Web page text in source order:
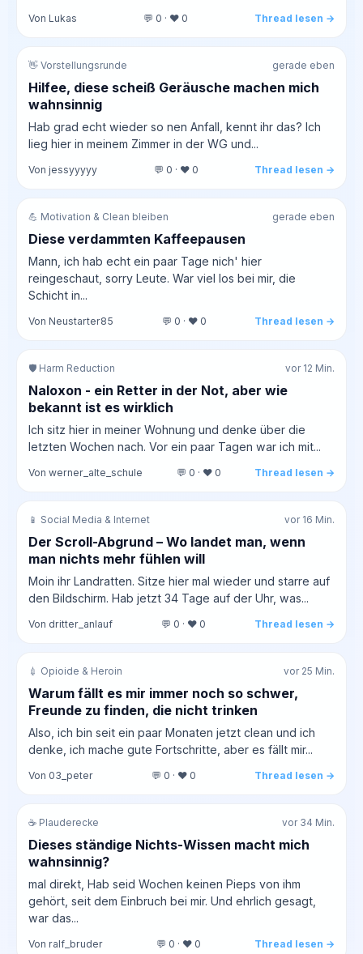
Von Lukas 💬 0 · ❤️ 0 Thread lesen →
👋 Vorstellungsrunde gerade eben
Hilfee, diese scheiß Geräusche machen mich
wahnsinnig
Hab grad echt wieder so nen Anfall, kennt ihr das? Ich
lieg hier in meinem Zimmer in der WG und...
Von jessyyyyy 💬 0 · ❤️ 0 Thread lesen →
💪 Motivation & Clean bleiben gerade eben
Diese verdammten Kaffeepausen
Mann, ich hab echt ein paar Tage nich' hier
reingeschaut, sorry Leute. War viel los bei mir, die
Schicht in...
Von Neustarter85 💬 0 · ❤️ 0 Thread lesen →
🛡️ Harm Reduction vor 12 Min.
Naloxon - ein Retter in der Not, aber wie
bekannt ist es wirklich
Ich sitz hier in meiner Wohnung und denke über die
letzten Wochen nach. Vor ein paar Tagen war ich mit...
Von werner_alte_schule 💬 0 · ❤️ 0 Thread lesen →
📱 Social Media & Internet vor 16 Min.
Der Scroll-Abgrund – Wo landet man, wenn
man nichts mehr fühlen will
Moin ihr Landratten. Sitze hier mal wieder und starre auf
den Bildschirm. Hab jetzt 34 Tage auf der Uhr, was...
Von dritter_anlauf 💬 0 · ❤️ 0 Thread lesen →
💉 Opioide & Heroin vor 25 Min.
Warum fällt es mir immer noch so schwer,
Freunde zu finden, die nicht trinken
Also, ich bin seit ein paar Monaten jetzt clean und ich
denke, ich mache gute Fortschritte, aber es fällt mir...
Von 03_peter 💬 0 · ❤️ 0 Thread lesen →
☕ Plauderecke vor 34 Min.
Dieses ständige Nichts-Wissen macht mich
wahnsinnig?
mal direkt, Hab seid Wochen keinen Pieps von ihm
gehört, seit dem Einbruch bei mir. Und ehrlich gesagt,
war das...
Von ralf_bruder 💬 0 · ❤️ 0 Thread lesen →